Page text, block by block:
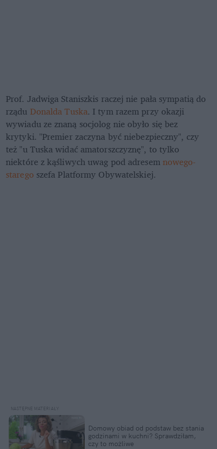
Prof. Jadwiga Staniszkis raczej nie pała sympatią do
rządu Donalda Tuska. I tym razem przy okazji
wywiadu ze znaną socjolog nie obyło się bez
krytyki. "Premier zaczyna być niebezpieczny", czy
też "u Tuska widać amatorszczyznę", to tylko
niektóre z kąśliwych uwag pod adresem nowego-
starego szefa Platformy Obywatelskiej.
Domowy obiad od podstaw bez stania
godzinami w kuchni? Sprawdziłam,
czy to możliwe